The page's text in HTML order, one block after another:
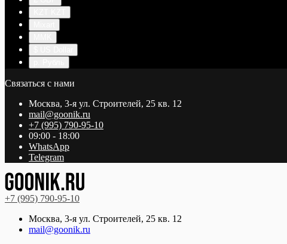
Связаться с нами
Москва, 3-я ул. Строителей, 25 кв. 12
mail@goonik.ru
+7 (995) 790-95-10
09:00 - 18:00
WhatsApp
Telegram
+7 (995) 790-95-10
Москва, 3-я ул. Строителей, 25 кв. 12
mail@goonik.ru